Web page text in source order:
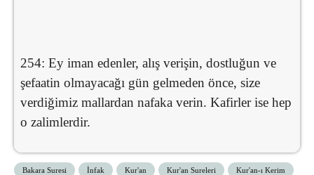
254: Ey iman edenler, alış verişin, dostluğun ve
şefaatin olmayacağı gün gelmeden önce, size
verdiğimiz mallardan nafaka verin. Kafirler ise hep
o zalimlerdir.
Bakara Suresi İnfak Kur'an Kur'an Sureleri Kur'an-ı Kerim